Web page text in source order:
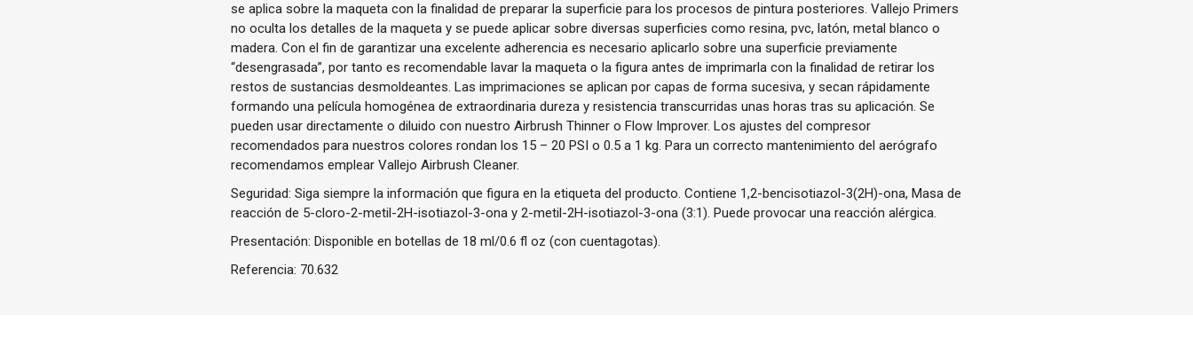
se aplica sobre la maqueta con la finalidad de preparar la superficie para los procesos de pintura posteriores. Vallejo Primers
no oculta los detalles de la maqueta y se puede aplicar sobre diversas superficies como resina, pvc, latón, metal blanco o
madera. Con el fin de garantizar una excelente adherencia es necesario aplicarlo sobre una superficie previamente
“desengrasada”, por tanto es recomendable lavar la maqueta o la figura antes de imprimarla con la finalidad de retirar los
restos de sustancias desmoldeantes. Las imprimaciones se aplican por capas de forma sucesiva, y secan rápidamente
formando una película homogénea de extraordinaria dureza y resistencia transcurridas unas horas tras su aplicación. Se
pueden usar directamente o diluido con nuestro Airbrush Thinner o Flow Improver. Los ajustes del compresor
recomendados para nuestros colores rondan los 15 – 20 PSI o 0.5 a 1 kg. Para un correcto mantenimiento del aerógrafo
recomendamos emplear Vallejo Airbrush Cleaner.
Seguridad: Siga siempre la información que figura en la etiqueta del producto. Contiene 1,2-bencisotiazol-3(2H)-ona, Masa de
reacción de 5-cloro-2-metil-2H-isotiazol-3-ona y 2-metil-2H-isotiazol-3-ona (3:1). Puede provocar una reacción alérgica.
Presentación: Disponible en botellas de 18 ml/0.6 fl oz (con cuentagotas).
Referencia: 70.632